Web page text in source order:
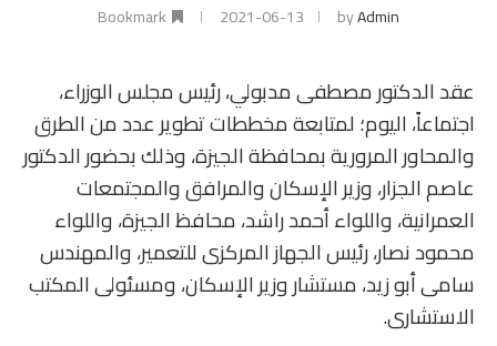
byAdmin
2021-06-13
Bookmark
عقد الدكتور مصطفى مدبولي، رئيس مجلس الوزراء،
اجتماعاً، اليوم؛ لمتابعة مخططات تطوير عدد من الطرق
والمحاور المرورية بمحافظة الجيزة، وذلك بحضور الدكتور
عاصم الجزار، وزير الإسكان والمرافق والمجتمعات
العمرانية، واللواء أحمد راشد، محافظ الجيزة، واللواء
محمود نصار، رئيس الجهاز المركزى للتعمير، والمهندس
سامى أبو زيد، مستشار وزير الإسكان، ومسئولى المكتب
الاستشارى.